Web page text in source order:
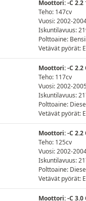
Moottori: -C 2.2
Teho: 147cv
Vuosi: 2002-
Iskuntilavuus:
Polttoaine:
Vetävät pyörät:
Moottori: -C 2.2
Teho: 117cv
Vuosi: 2002-
Iskuntilavuus:
Polttoaine:
Vetävät pyörät:
Moottori: -C 2.2
Teho: 125cv
Vuosi: 2002-
Iskuntilavuus:
Polttoaine:
Vetävät pyörät:
Moottori: -C 3.0